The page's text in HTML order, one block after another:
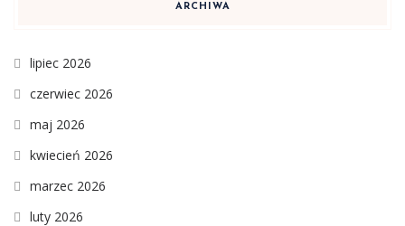
ARCHIWA
lipiec 2026
czerwiec 2026
maj 2026
kwiecień 2026
marzec 2026
luty 2026